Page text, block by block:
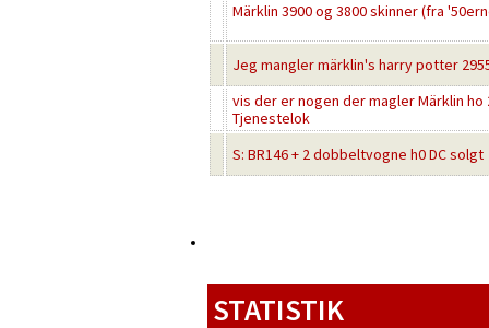
Märklin 3900 og 3800 skinner (fra
Jeg mangler märklin's harry potter
vis der er nogen der magler Märklin ho
Tjenestelok
S: BR146 + 2 dobbeltvogne h0 DC solgt
STATISTIK